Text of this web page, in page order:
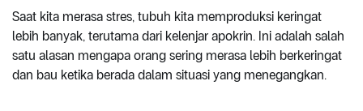
Saat kita merasa stres, tubuh kita memproduksi keringat
lebih banyak, terutama dari kelenjar apokrin. Ini adalah salah
satu alasan mengapa orang sering merasa lebih berkeringat
dan bau ketika berada dalam situasi yang menegangkan.